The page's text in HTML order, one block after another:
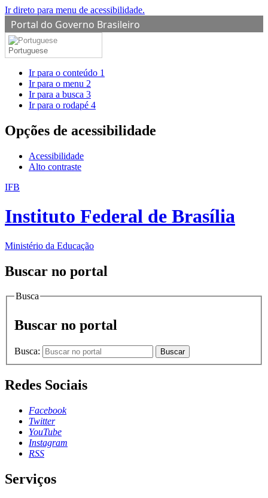
Ir direto para menu de acessibilidade.
Portal do Governo Brasileiro
Portuguese
Ir para o conteúdo 1
Ir para o menu 2
Ir para a busca 3
Ir para o rodapé 4
Opções de acessibilidade
Acessibilidade
Alto contraste
IFB
Instituto Federal de Brasília
Ministério da Educação
Buscar no portal
Busca
Buscar no portal
Busca: Buscar
Redes Sociais
Facebook
Twitter
YouTube
Instagram
RSS
Serviços